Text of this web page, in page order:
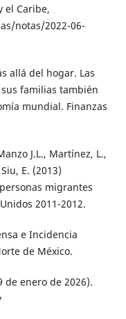
el Caribe,
notas/2022-06-
allá del hogar. Las
familias también
mundial. Finanzas
J.L., Martínez, L.,
E. (2013)
migrantes
2011-2012.
e Incidencia
de México.
de enero de 2026).